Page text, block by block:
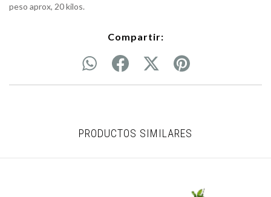
peso aprox, 20 kilos.
Compartir:
PRODUCTOS SIMILARES